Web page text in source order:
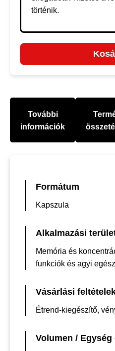
történik.
További
információk
Formátum
Kapszula
Alkalmazási
Memória és
funkciók és agyi
Vásárlási
Étrend-kiegészítő,
Volumen /